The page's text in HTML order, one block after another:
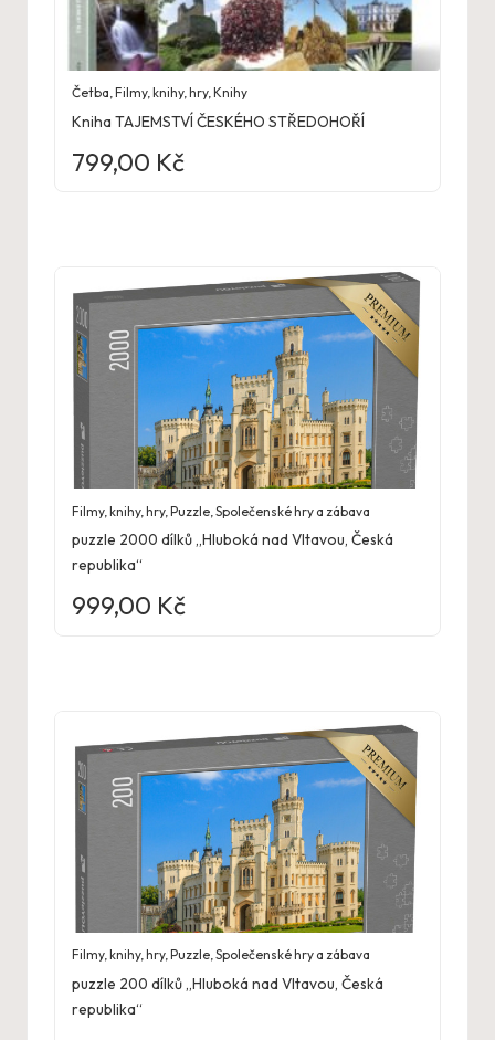
Četba,Filmy, knihy, hry,Knihy
Kniha TAJEMSTVÍ ČESKÉHO STŘEDOHOŘÍ
799,00 Kč
Filmy, knihy, hry,Puzzle ,Společenské hry a zábava
puzzle 2000 dílků „Hluboká nad Vltavou, Česká
republika“
999,00 Kč
Filmy, knihy, hry,Puzzle ,Společenské hry a zábava
puzzle 200 dílků „Hluboká nad Vltavou, Česká
republika“